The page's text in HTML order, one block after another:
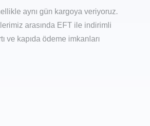
aynı gün kargoya veriyoruz.
arasında EFT ile indirimli
ve kapıda ödeme imkanları